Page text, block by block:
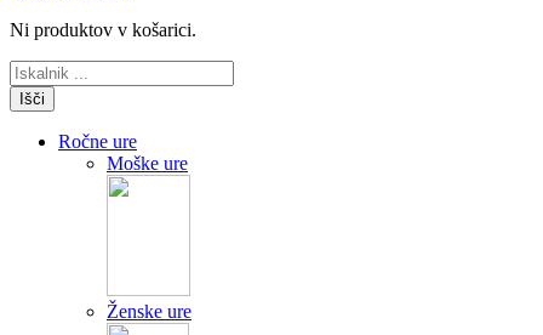
Ni produktov v košarici.
Išči
Ročne ure
Moške ure
Ženske ure